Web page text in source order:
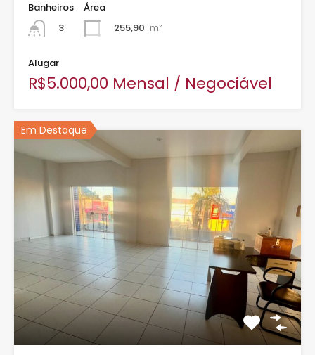
Banheiros
3
Área
255,90 m²
Alugar
R$5.000,00 Mensal / Negociável
Em Destaque